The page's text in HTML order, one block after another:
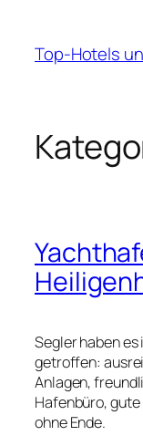
springen
Top-Hotels
Segler haben es
getroffen:
Anlagen,
Hafenbüro,
ohne Ende.